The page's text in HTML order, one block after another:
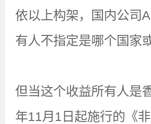
依以上构架，国内公司
有人不指定是哪个国家
但当这个收益所有人是
年11月1日起施行的《